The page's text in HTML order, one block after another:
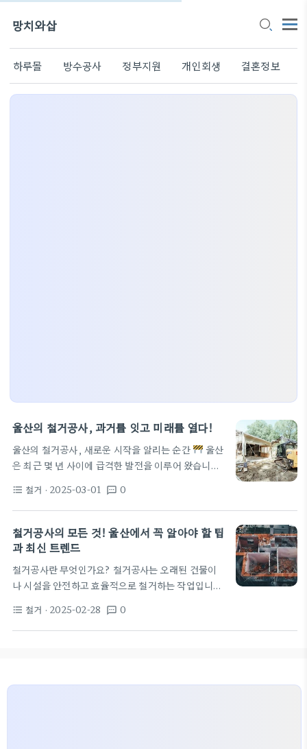
망치와삽
하루몰 방수공사 정부지원 개인회생 결혼정보
울산의 철거공사, 과거를 잇고 미래를 열다!
울산의 철거공사, 새로운 시작을 알리는 순간
울산
은 최근 몇 년 사이에 급격한 발전을 이루어 왔습니다.
은 건축물과 긴 역사를 가진 공간들이 새로운 모습으
로 변화하고 있죠. 이러한 변화를 주도하는 것이 바로
철거공사입니다. 철거공사는 단순히 오래된 건물을
없애는 것이 아닙니다. 이는 새로운 울산을 만드는 기
을 위한 철거가 필요하다면, 적절한 비용과 전문가의
도움이 필수적입니다. 소상공인을 위한 지원 프로그
램도 있습니다.
울산 집수리의 새로운 트렌드 울산
format_list_bulleted 철거 · 2025-03-01 textsms 0
철거공사의 모든 것! 울산에서 꼭 알아야 할 팁
과 최신 트렌드
철거공사란 무엇인가요? 철거공사는 오래된 건물이
나 시설을 안전하고 효율적으로 철거하는 작업입니
특히 울산집수리와 같은 숙련된 업체의 도움을 받는
것이 중요합니다. 왜냐하면 잘못된 철거는 큰 사고를
format_list_bulleted 철거 · 2025-02-28 textsms 0